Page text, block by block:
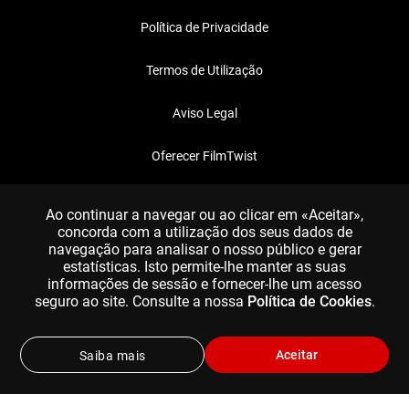
Política de Privacidade
Termos de Utilização
Aviso Legal
Oferecer FilmTwist
Ao continuar a navegar ou ao clicar em «Aceitar»,
concorda com a utilização dos seus dados de
navegação para analisar o nosso público e gerar
estatísticas. Isto permite-lhe manter as suas
informações de sessão e fornecer-lhe um acesso
seguro ao site. Consulte a nossa Política de Cookies.
Aceitar
Saiba mais